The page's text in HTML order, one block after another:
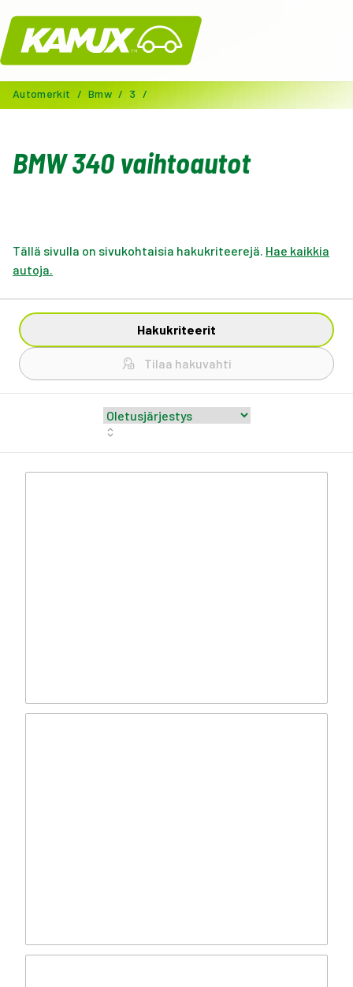
Kamux
Automerkit / Bmw / 3 /
BMW 340 vaihtoautot
Tällä sivulla on sivukohtaisia hakukriteerejä. Hae kaikkia
autoja.
Hakukriteerit
Tilaa hakuvahti